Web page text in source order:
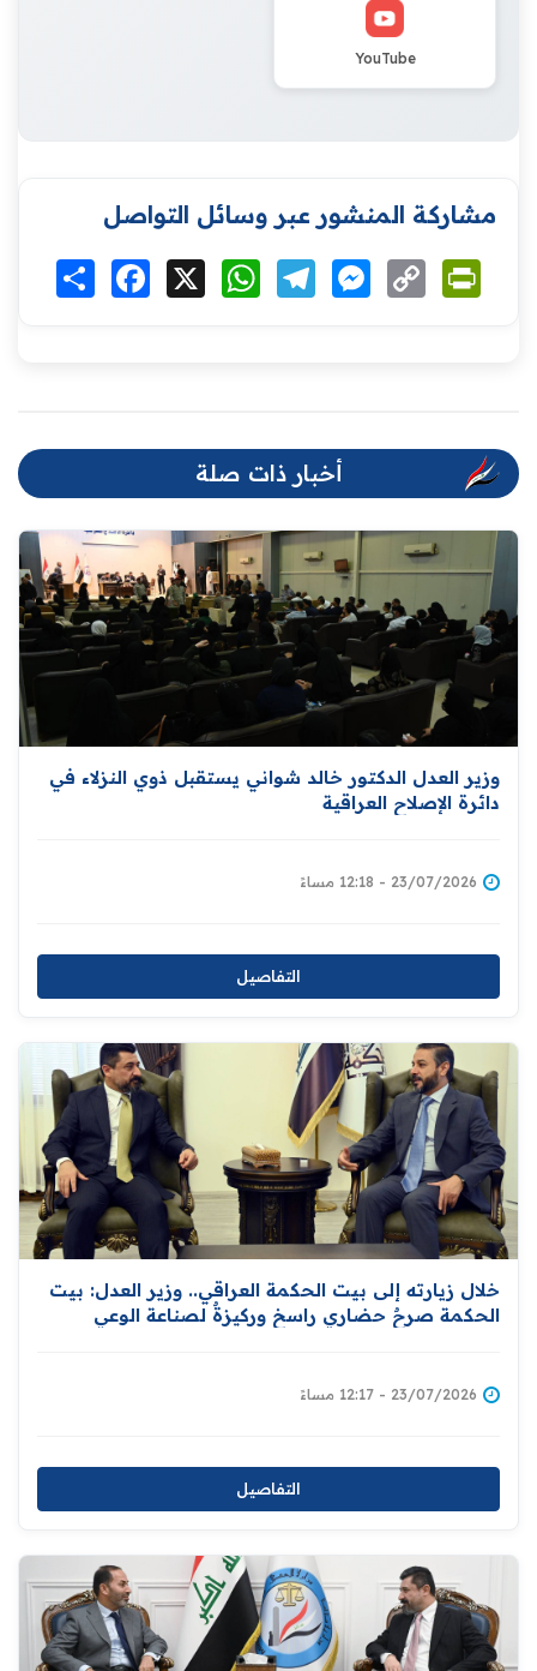
YouTube
مشاركة المنشور عبر وسائل التواصل
انشر Facebook WhatsAppTelegramMessenger
Copy
Link
أخبار ذات صلة
وزير العدل الدكتور خالد شواني يستقبل ذوي النزلاء في
دائرة الإصلاح العراقية
23/07/2026 - 12:18 مساءً
التفاصيل
خلال زيارته إلى بيت الحكمة العراقي.. وزير العدل: بيت
الحكمة صرحٌ حضاري راسخ وركيزةٌ لصناعة الوعي
23/07/2026 - 12:17 مساءً
التفاصيل